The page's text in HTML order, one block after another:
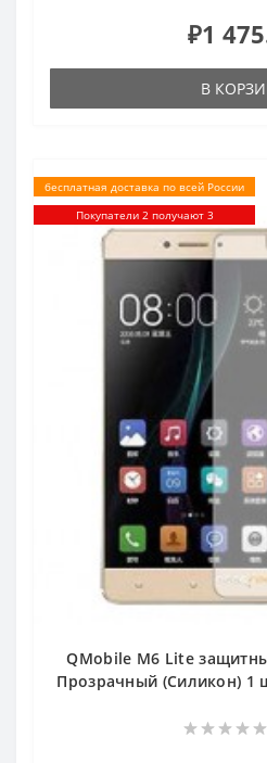
₽1
В
бесплатная доставка по всей России
Покупатели 2 получают 3
QMobile M6 Lite
Прозрачный (Силикон) 1